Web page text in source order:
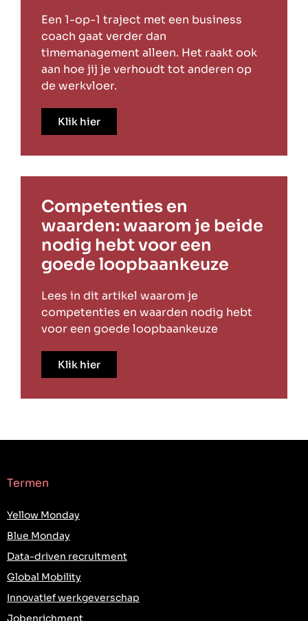
Een 1-op-1 traject met een business
coach gaat verder dan
timemanagement alleen. Het raakt ook
aan hoe jij je verhoudt tot anderen op
de werkvloer.
Klik hier
Competenties en
waarden: waarom je beide
nodig hebt voor een
goede loopbaankeuze
Lees in dit artikel waarom je
competenties en waarden nodig hebt
voor een goede loopbaankeuze
Klik hier
Termen
Yellow Monday
Blue Monday
Data-driven recruitment
Global Mobility
Innovatief werkgeverschap
Jobenrichment